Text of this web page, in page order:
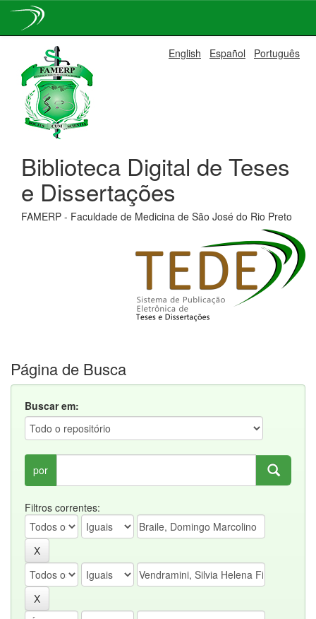
navigation
English Español Português
Biblioteca Digital de Teses
e Dissertações
FAMERP - Faculdade de Medicina de São José do Rio Preto
Página de Busca
Buscar em:
por
Filtros correntes: